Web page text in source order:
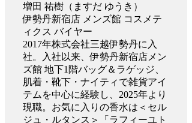
増田 祐樹（ますだ ゆうき）
伊勢丹新宿店 メンズ館 コスメテ
ィクス バイヤー
2017年株式会社三越伊勢丹に入
社。入社以来、伊勢丹新宿店メン
ズ館 地下1階バッグ＆ラゲッジ、
肌着・靴下・ナイティで雑貨アイ
テムを中心に経験し、2025年より
現職。お気に入りの香水は＜セル
ジュ・ルタンス＞「ラフィーユト